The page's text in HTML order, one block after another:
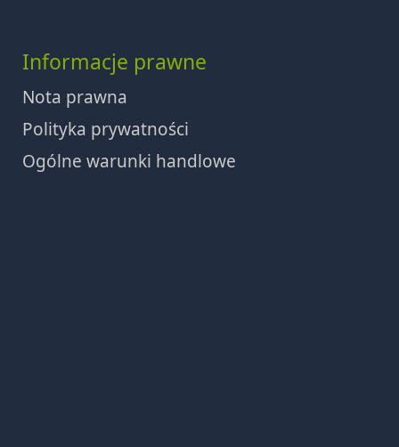
Informacje prawne
Nota prawna
Polityka prywatności
Ogólne warunki handlowe